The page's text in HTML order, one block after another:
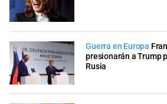
Guerra en Europa
presionarán a Trump
Rusia